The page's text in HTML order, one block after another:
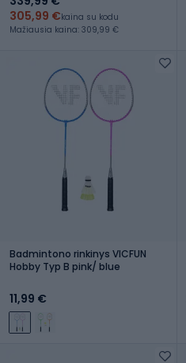
305,99 €kaina su kodu
Mažiausia kaina: 309,99 €
Badmintono rinkinys VICFUN
Hobby Typ B pink/ blue
11,99 €